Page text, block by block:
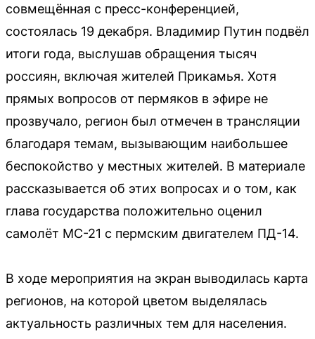
совмещённая с пресс-конференцией,
состоялась 19 декабря. Владимир Путин подвёл
итоги года, выслушав обращения тысяч
россиян, включая жителей Прикамья. Хотя
прямых вопросов от пермяков в эфире не
прозвучало, регион был отмечен в трансляции
благодаря темам, вызывающим наибольшее
беспокойство у местных жителей. В материале
рассказывается об этих вопросах и о том, как
глава государства положительно оценил
самолёт МС-21 с пермским двигателем ПД-14.
В ходе мероприятия на экран выводилась карта
регионов, на которой цветом выделялась
актуальность различных тем для населения.